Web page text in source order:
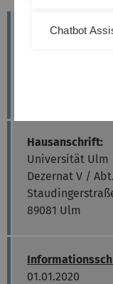
Kontakt
Hausanschrift:
Universität Ulm
Dezernat V /
89081 Ulm
01.01.2020
Chatbot